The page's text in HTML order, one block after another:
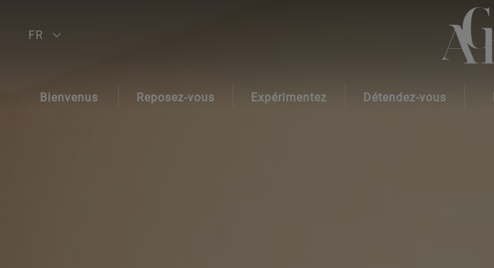
FR ES
EN
Bienvenus
Reposez-vous
Expérimentez
Détendez-vous